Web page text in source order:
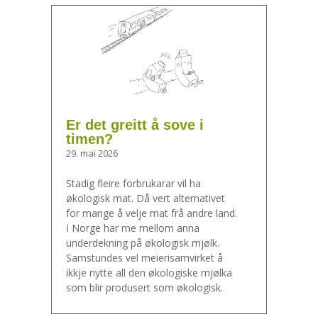
Er det greitt å sove i
timen?
29. mai 2026
Stadig fleire forbrukarar vil ha
økologisk mat. Då vert alternativet
for mange å velje mat frå andre land.
I Norge har me mellom anna
underdekning på økologisk mjølk.
Samstundes vel meierisamvirket å
ikkje nytte all den økologiske mjølka
som blir produsert som økologisk.